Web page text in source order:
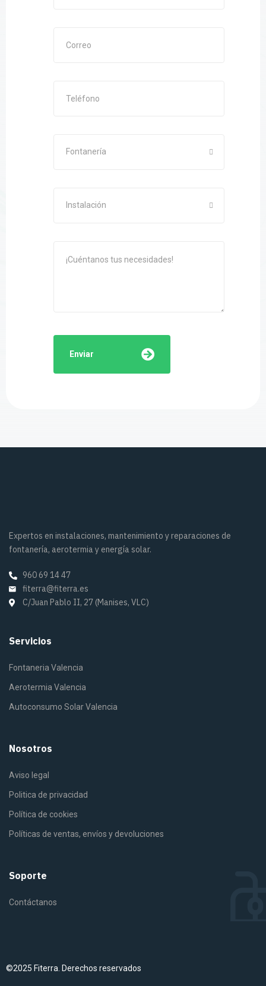
Fontanería
Instalación
Enviar
Expertos en instalaciones, mantenimiento y reparaciones de
fontanería, aerotermia y energía solar.
960 69 14 47
fiterra@fiterra.es
C/Juan Pablo II, 27 (Manises, VLC)
Servicios
Fontaneria Valencia
Aerotermia Valencia
Autoconsumo Solar Valencia
Nosotros
Aviso legal
Politica de privacidad
Política de cookies
Políticas de ventas, envíos y devoluciones
Soporte
Contáctanos
©2025 Fiterra. Derechos reservados